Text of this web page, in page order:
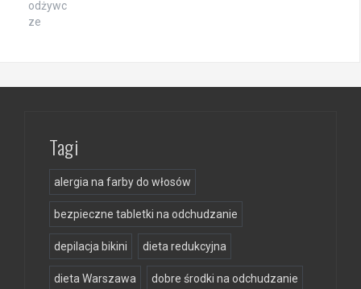
Tagi
alergia na farby do włosów
bezpieczne tabletki na odchudzanie
depilacja bikini dieta redukcyjna
dieta Warszawa dobre środki na odchudzanie